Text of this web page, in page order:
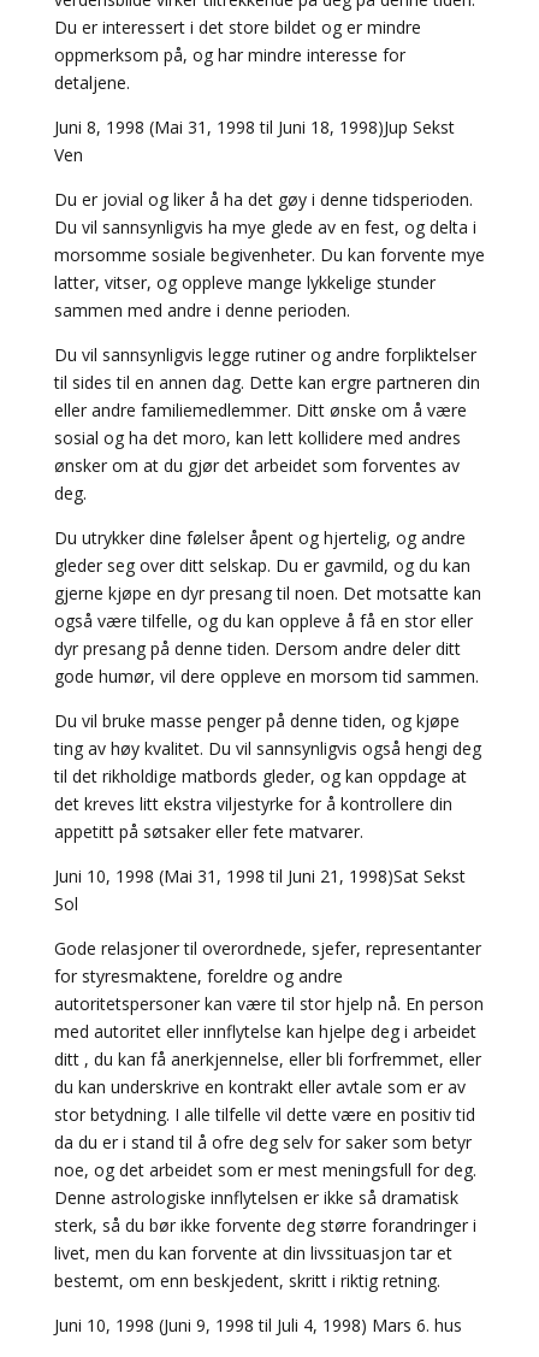
Du er interessert i det store bildet og er mindre
oppmerksom på, og har mindre interesse for
detaljene.
Juni 8, 1998 (Mai 31, 1998 til Juni 18, 1998)Jup Sekst
Ven
Du er jovial og liker å ha det gøy i denne tidsperioden.
Du vil sannsynligvis ha mye glede av en fest, og delta i
morsomme sosiale begivenheter. Du kan forvente mye
latter, vitser, og oppleve mange lykkelige stunder
sammen med andre i denne perioden.
Du vil sannsynligvis legge rutiner og andre forpliktelser
til sides til en annen dag. Dette kan ergre partneren din
eller andre familiemedlemmer. Ditt ønske om å være
sosial og ha det moro, kan lett kollidere med andres
ønsker om at du gjør det arbeidet som forventes av
deg.
Du utrykker dine følelser åpent og hjertelig, og andre
gleder seg over ditt selskap. Du er gavmild, og du kan
gjerne kjøpe en dyr presang til noen. Det motsatte kan
også være tilfelle, og du kan oppleve å få en stor eller
dyr presang på denne tiden. Dersom andre deler ditt
gode humør, vil dere oppleve en morsom tid sammen.
Du vil bruke masse penger på denne tiden, og kjøpe
ting av høy kvalitet. Du vil sannsynligvis også hengi deg
til det rikholdige matbords gleder, og kan oppdage at
det kreves litt ekstra viljestyrke for å kontrollere din
appetitt på søtsaker eller fete matvarer.
Juni 10, 1998 (Mai 31, 1998 til Juni 21, 1998)Sat Sekst
Sol
Gode relasjoner til overordnede, sjefer, representanter
for styresmaktene, foreldre og andre
autoritetspersoner kan være til stor hjelp nå. En person
med autoritet eller innflytelse kan hjelpe deg i arbeidet
ditt , du kan få anerkjennelse, eller bli forfremmet, eller
du kan underskrive en kontrakt eller avtale som er av
stor betydning. I alle tilfelle vil dette være en positiv tid
da du er i stand til å ofre deg selv for saker som betyr
noe, og det arbeidet som er mest meningsfull for deg.
Denne astrologiske innflytelsen er ikke så dramatisk
sterk, så du bør ikke forvente deg større forandringer i
livet, men du kan forvente at din livssituasjon tar et
bestemt, om enn beskjedent, skritt i riktig retning.
Juni 10, 1998 (Juni 9, 1998 til Juli 4, 1998) Mars 6. hus